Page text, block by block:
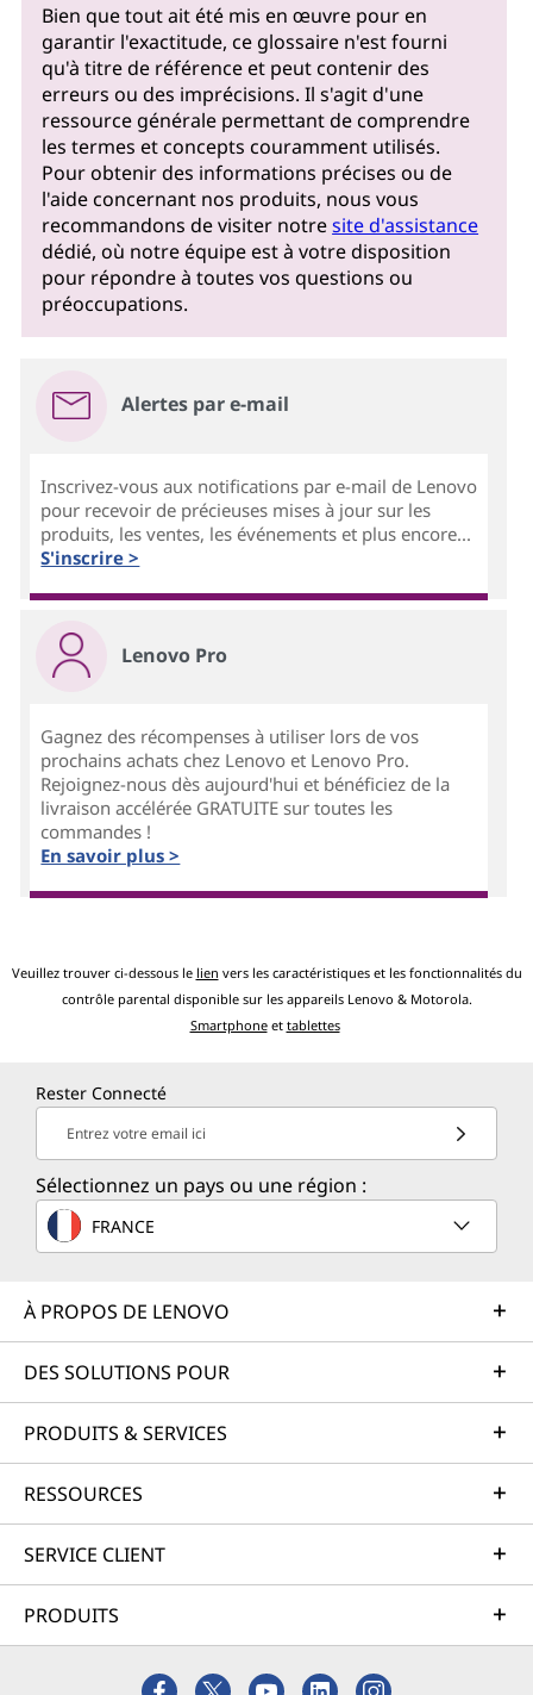
Bien que tout ait été mis en œuvre pour en
garantir l'exactitude, ce glossaire n'est fourni
qu'à titre de référence et peut contenir des
erreurs ou des imprécisions. Il s'agit d'une
ressource générale permettant de comprendre
les termes et concepts couramment utilisés.
Pour obtenir des informations précises ou de
l'aide concernant nos produits, nous vous
recommandons de visiter notresite d'assistance
dédié, où notre équipe est à votre disposition
pour répondre à toutes vos questions ou
préoccupations.
Alertes par e-mail
Inscrivez-vous aux notifications par e-mail de Lenovo
pour recevoir de précieuses mises à jour sur les
produits, les ventes, les événements et plus encore...
S'inscrire >
Lenovo Pro
Gagnez des récompenses à utiliser lors de vos
prochains achats chez Lenovo et Lenovo Pro.
Rejoignez-nous dès aujourd'hui et bénéficiez de la
livraison accélérée GRATUITE sur toutes les
commandes !
En savoir plus >
Veuillez trouver ci-dessous le lien vers les caractéristiques et les fonctionnalités du
contrôle parental disponible sur les appareils Lenovo & Motorola.
Smartphoneet tablettes
Rester Connecté
Entrez votre email ici
Sélectionnez un pays ou une région :
FRANCE
À PROPOS DE LENOVO
DES SOLUTIONS POUR
PRODUITS & SERVICES
RESSOURCES
SERVICE CLIENT
PRODUITS